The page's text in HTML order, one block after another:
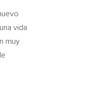
vida
muy